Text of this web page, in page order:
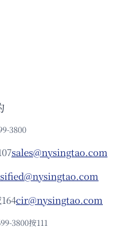
3800
sales@nysingtao.com
cir@nysingtao.com
3800按111